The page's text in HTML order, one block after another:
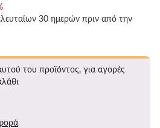
30 ημερών πριν από την
του προϊόντος, για αγορές